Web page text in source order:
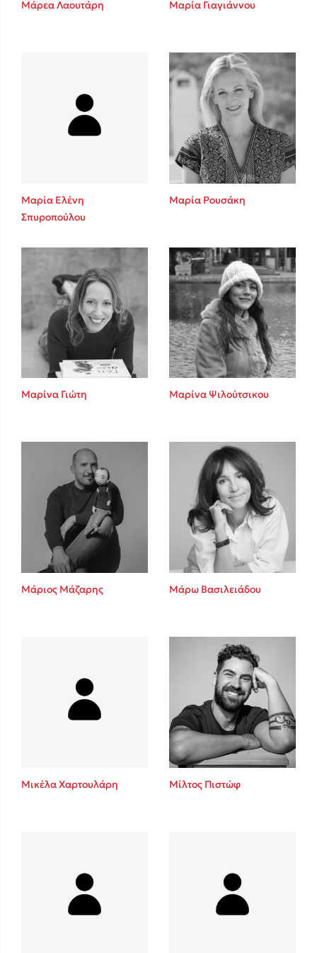
Sebastian Fitzek
Playlist
Το λεξικό της ζωής σου
Κώστας Κρομμύδας
Το λιμάνι μου είσαι εσύ
Ιωάννης Γλωσσόπουλος
Ένας γίγαντας στο σχολείο
Πάνω, κάτω, μπροστά, πίσω
Η μέθοδος Αφήστε τους
Δημοφιλείς Συγγραφείς
Φυστίκι ΠουΚυλάει
Μάρεα Λαουτάρη Μαρία Γιαγιάννου
Μαρία Ελένη
Σπυροπούλου
Μαρία Ρουσάκη
Μαρίνα Γιώτη Μαρίνα Ψιλούτσικου
Μάριος Μάζαρης Μάρω Βασιλειάδου
Μικέλα Χαρτουλάρη Μίλτος Πιστώφ